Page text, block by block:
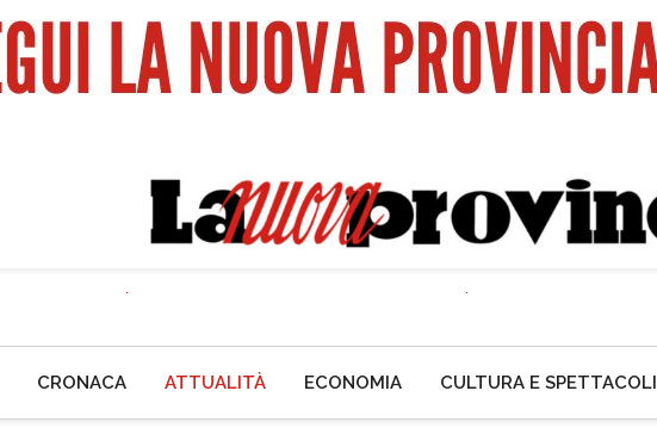
CRONACA ATTUALITÀ ECONOMIA CULTURA E SPETTACOLI